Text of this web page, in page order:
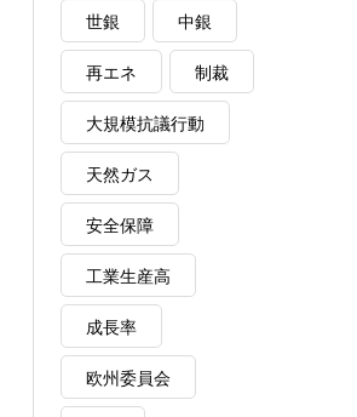
話
世銀 中銀
再エネ 制裁
大規模抗議行動
天然ガス
安全保障
工業生産高
成長率
欧州委員会